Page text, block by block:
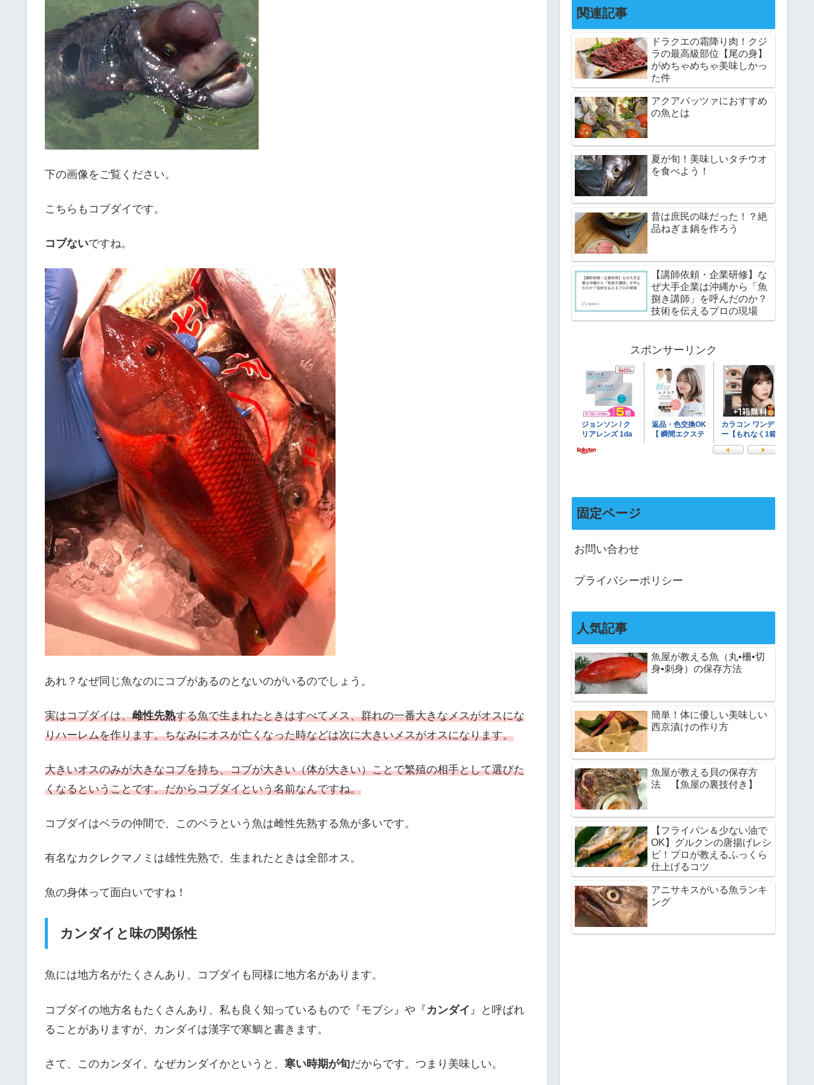
下の画像をご覧ください。
こちらもコブダイです。
コブないですね。
あれ？なぜ同じ魚なのにコブがあるのとないのがいるのでしょう。
実はコブダイは、雌性先熟する魚で生まれたときはすべてメス、群れの一番大きなメスがオスにな
りハーレムを作ります。ちなみにオスが亡くなった時などは次に大きいメスがオスになります。
大きいオスのみが大きなコブを持ち、コブが大きい（体が大きい）ことで繁殖の相手として選びた
くなるということです。だからコブダイという名前なんですね。
コブダイはベラの仲間で、このベラという魚は雌性先熟する魚が多いです。
有名なカクレクマノミは雄性先熟で、生まれたときは全部オス。
魚の身体って面白いですね！
カンダイと味の関係性
魚には地方名がたくさんあり、コブダイも同様に地方名があります。
コブダイの地方名もたくさんあり、私も良く知っているもので『モブシ』や『 カンダイ 』と呼ばれ
ることがありますが、カンダイは漢字で寒鯛と書きます。
さて、このカンダイ。なぜカンダイかというと、 寒い時期が旬だからです。つまり美味しい。
関連記事
ドラクエの霜降り肉！クジ
ラの最高級部位【尾の身】
がめちゃめちゃ美味しかっ
た件
アクアパッツァにおすすめ
の魚とは
夏が旬！美味しいタチウオ
を食べよう！
昔は庶民の味だった！？絶
品ねぎま鍋を作ろう
【講師依頼・企業研修】な
ぜ大手企業は沖縄から「魚
捌き講師」を呼んだのか？
技術を伝えるプロの現場
スポンサーリンク
固定ページ
お問い合わせ
プライバシーポリシー
人気記事
魚屋が教える魚（丸•柵•切
身•刺身）の保存方法
簡単！体に優しい美味しい
西京漬けの作り方
魚屋が教える貝の保存方
法 【魚屋の裏技付き】
【フライパン＆少ない油で
OK】グルクンの唐揚げレシ
ピ！プロが教えるふっくら
仕上げるコツ
アニサキスがいる魚ランキ
ング